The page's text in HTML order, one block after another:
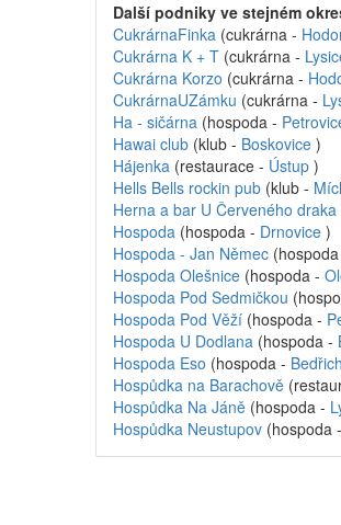
Další podniky ve stejném
CukrárnaFinka (cukrárna -
Cukrárna K + T (cukrárna -
Cukrárna Korzo (cukrárna -
CukrárnaUZámku (cukrárna -
Ha - sičárna (hospoda -
Hawai club (klub - Boskovice )
Hájenka (restaurace - Ústup )
Hells Bells rockin pub (klub -
Herna a bar U Červeného draka
Hospoda (hospoda - Drnovice )
Hospoda - Jan Němec
Hospoda Olešnice (hospoda -
Hospoda Pod Sedmičkou
Hospoda Pod Věží (hospoda -
Hospoda U Dodlana (hospoda -
Hospoda Eso (hospoda -
Hospůdka na Barachově
Hospůdka Na Jáně (hospoda -
Hospůdka Neustupov (hospoda -